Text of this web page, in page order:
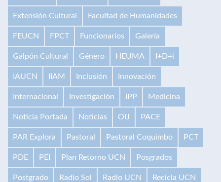
Extensión Cultural Facultad de Humanidades
FEUCN FPCT Funcionarios Galería
Galpón Cultural Género HEUMA I+D+i
IAUCN IIAM Inclusión Innovación
Internacional Investigación IPP Medicina
Noticia Portada Noticias OIJ PACE
PAR Explora Pastoral Pastoral Coquimbo PCT
PDE PEI Plan Retorno UCN Posgrados
Postgrado Radio Sol Radio UCN Recicla UCN